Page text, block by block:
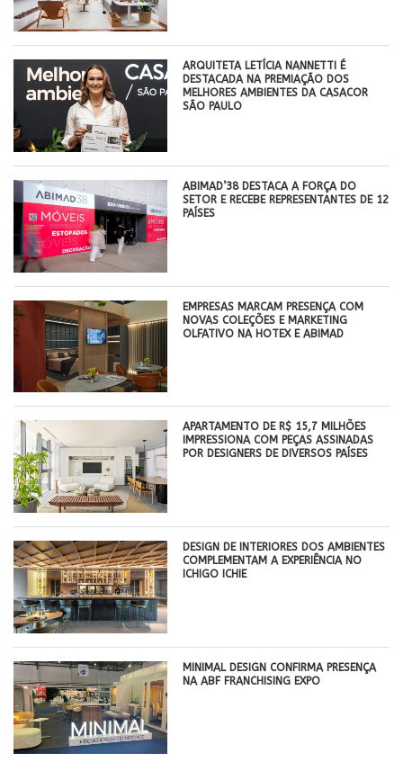
ARQUITETA LETÍCIA NANNETTI É
DESTACADA NA PREMIAÇÃO DOS
MELHORES AMBIENTES DA CASACOR
SÃO PAULO
ABIMAD’38 DESTACA A FORÇA DO
SETOR E RECEBE REPRESENTANTES DE 12
PAÍSES
EMPRESAS MARCAM PRESENÇA COM
NOVAS COLEÇÕES E MARKETING
OLFATIVO NA HOTEX E ABIMAD
APARTAMENTO DE R$ 15,7 MILHÕES
IMPRESSIONA COM PEÇAS ASSINADAS
POR DESIGNERS DE DIVERSOS PAÍSES
DESIGN DE INTERIORES DOS AMBIENTES
COMPLEMENTAM A EXPERIÊNCIA NO
ICHIGO ICHIE
MINIMAL DESIGN CONFIRMA PRESENÇA
NA ABF FRANCHISING EXPO